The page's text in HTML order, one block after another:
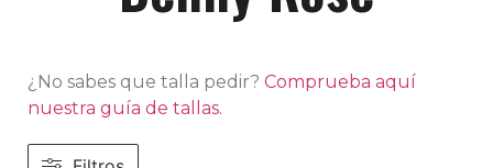
¿No sabes que talla pedir? Comprueba aquí
nuestra guía de tallas.